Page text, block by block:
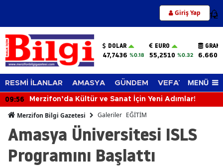
Giriş Yap 12
DOLAR
47,7436 %0.18
EURO
55,2510 %0.32
RESMİ İLANLAR AMASYA GÜNDEM VEFAT EDENLER
MENÜ
09:56 Merzifon’da Kültür ve Sanat İçin Yeni Adımlar!
Merzifon Bilgi Gazetesi Galeriler EĞİTİM
Amasya Üniversitesi ISLS
Programını Başlattı